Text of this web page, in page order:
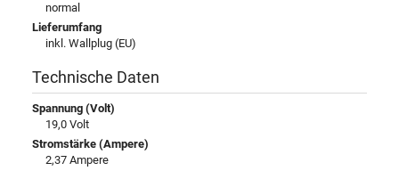
normal
Lieferumfang
inkl. Wallplug (EU)
Technische Daten
Spannung (Volt)
19,0 Volt
Stromstärke (Ampere)
2,37 Ampere